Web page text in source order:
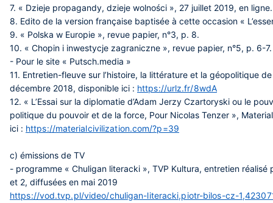
7. « Dzieje propagandy, dzieje wolności », 27 juillet 2019, en
8. Edito de la version française baptisée à cette occasion «
9. « Polska w Europie », revue papier, n°3, p. 8.
10. « Chopin i inwestycje zagraniczne », revue papier, n°5, p. 6-7.
- Pour le site « Putsch.media »
11. Entretien-fleuve sur l’histoire, la littérature et la géopolitique
décembre 2018, disponible ici : https://urlz.fr/8wdA
12. « L’Essai sur la diplomatie d’Adam Jerzy Czartoryski ou le
politique du pouvoir et de la force, Pour Nicolas Tenzer »,
ici : https://materialcivilization.com/?p=39
c) émissions de TV
- programme « Chuligan literacki », TVP Kultura, entretien
et 2, diffusées en mai 2019
https://vod.tvp.pl/video/chuligan-literacki,piotr-bilos-cz-